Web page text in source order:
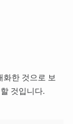
화한 것으로 보
것입니다.